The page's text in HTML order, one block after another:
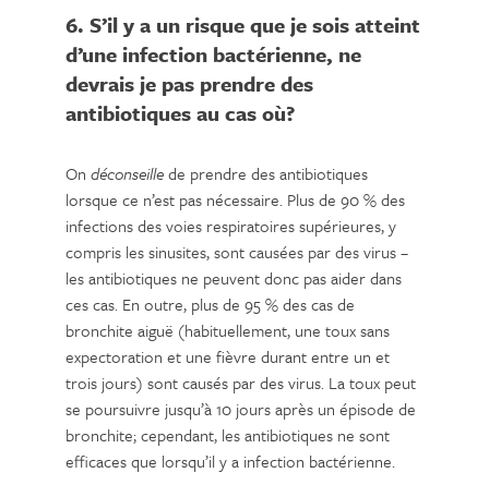
6. S’il y a un risque que je sois atteint
d’une infection bactérienne, ne
devrais je pas prendre des
antibiotiques au cas où?
On déconseillede prendre des antibiotiques
lorsque ce n’est pas nécessaire. Plus de 90 % des
infections des voies respiratoires supérieures, y
compris les sinusites, sont causées par des virus –
les antibiotiques ne peuvent donc pas aider dans
ces cas. En outre, plus de 95 % des cas de
bronchite aiguë (habituellement, une toux sans
expectoration et une fièvre durant entre un et
trois jours) sont causés par des virus. La toux peut
se poursuivre jusqu’à 10 jours après un épisode de
bronchite; cependant, les antibiotiques ne sont
efficaces que lorsqu’il y a infection bactérienne.